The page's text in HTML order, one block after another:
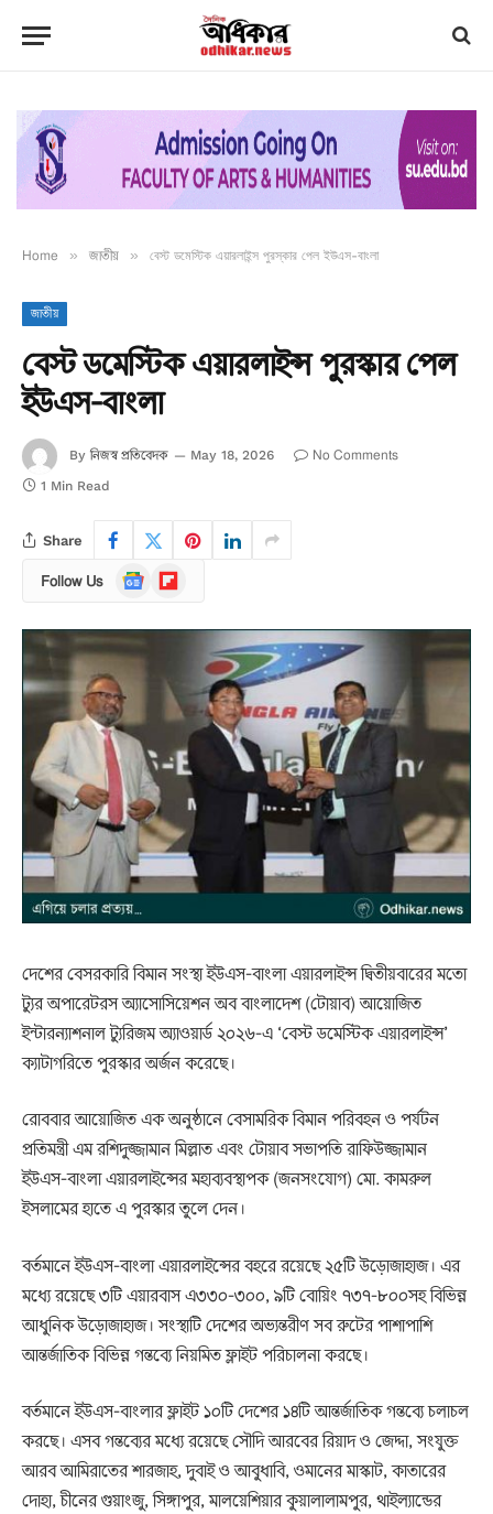
Home » জাতীয় » বেস্ট ডমেস্টিক এয়ারলাইন্স পুরস্কার পেল ইউএস-বাংলা
জাতীয়
বেস্ট ডমেস্টিক এয়ারলাইন্স পুরস্কার পেল
ইউএস-বাংলা
By নিজস্ব প্রতিবেদক May 18, 2026 No Comments
1 Min Read
Share
Follow Us
Google
News
Flipboard
দেশের বেসরকারি বিমান সংস্থা ইউএস-বাংলা এয়ারলাইন্স দ্বিতীয়বারের মতো
ট্যুর অপারেটরস অ্যাসোসিয়েশন অব বাংলাদেশ (টোয়াব) আয়োজিত
ইন্টারন্যাশনাল ট্যুরিজম অ্যাওয়ার্ড ২০২৬-এ ‘বেস্ট ডমেস্টিক এয়ারলাইন্স’
ক্যাটাগরিতে পুরস্কার অর্জন করেছে।
রোববার আয়োজিত এক অনুষ্ঠানে বেসামরিক বিমান পরিবহন ও পর্যটন
প্রতিমন্ত্রী এম রশিদুজ্জামান মিল্লাত এবং টোয়াব সভাপতি রাফিউজ্জামান
ইউএস-বাংলা এয়ারলাইন্সের মহাব্যবস্থাপক (জনসংযোগ) মো. কামরুল
ইসলামের হাতে এ পুরস্কার তুলে দেন।
বর্তমানে ইউএস-বাংলা এয়ারলাইন্সের বহরে রয়েছে ২৫টি উড়োজাহাজ। এর
মধ্যে রয়েছে ৩টি এয়ারবাস এ৩৩০-৩০০, ৯টি বোয়িং ৭৩৭-৮০০সহ বিভিন্ন
আধুনিক উড়োজাহাজ। সংস্থাটি দেশের অভ্যন্তরীণ সব রুটের পাশাপাশি
আন্তর্জাতিক বিভিন্ন গন্তব্যে নিয়মিত ফ্লাইট পরিচালনা করছে।
বর্তমানে ইউএস-বাংলার ফ্লাইট ১০টি দেশের ১৪টি আন্তর্জাতিক গন্তব্যে চলাচল
করছে। এসব গন্তব্যের মধ্যে রয়েছে সৌদি আরবের রিয়াদ ও জেদ্দা, সংযুক্ত
আরব আমিরাতের শারজাহ, দুবাই ও আবুধাবি, ওমানের মাস্কাট, কাতারের
দোহা, চীনের গুয়াংজু, সিঙ্গাপুর, মালয়েশিয়ার কুয়ালালামপুর, থাইল্যান্ডের